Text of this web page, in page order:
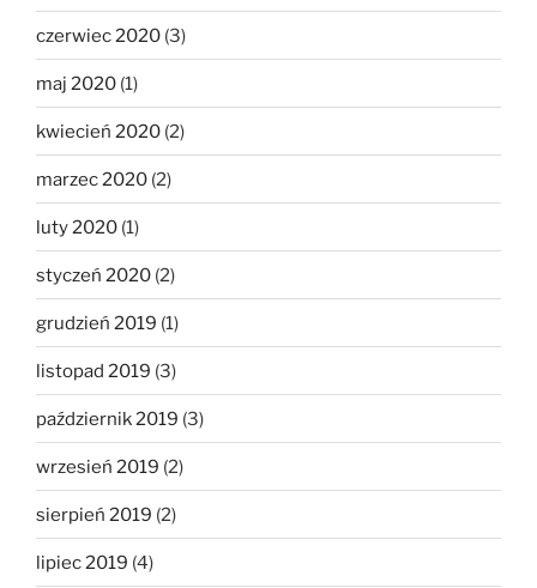
czerwiec 2020 (3)
maj 2020 (1)
kwiecień 2020 (2)
marzec 2020 (2)
luty 2020 (1)
styczeń 2020 (2)
grudzień 2019 (1)
listopad 2019 (3)
październik 2019 (3)
wrzesień 2019 (2)
sierpień 2019 (2)
lipiec 2019 (4)